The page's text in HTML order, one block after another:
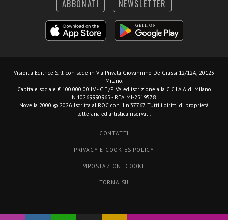
ABBONATI NEWSLETTER
Visibilia Editrice S.r.l. con sede in Via Privata Giovannino De Grassi 12/12A, 20123
Milano.
Capitale sociale € 100.000,00 I.V. - C.F./P.IVA ed iscrizione alla C.C.I.A.A. di Milano
N.10269990965 - REA MI-2519578.
Novella 2000 © 2026. Iscritta al ROC con il n.37767. Tutti i diritti di proprietà
letteraria ed artistica riservati.
CONTATTI
PRIVACY E COOKIES POLICY
IMPOSTAZIONI COOKIE
TORNA SU